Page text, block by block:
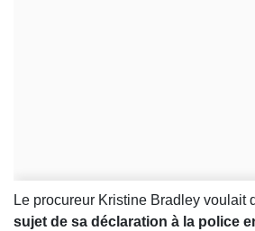
Le procureur Kristine Bradley voulait
sujet de sa déclaration à la police